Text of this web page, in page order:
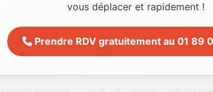
vous déplacer et rapidement !
Prendre RDV gratuitement au 01 89